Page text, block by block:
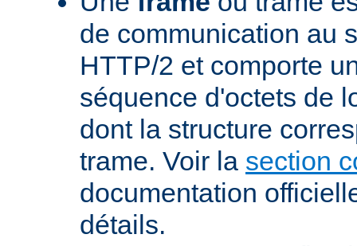
de communication au
HTTP/2 et comporte
séquence d'octets de
dont la structure
trame. Voir la section
documentation
détails.